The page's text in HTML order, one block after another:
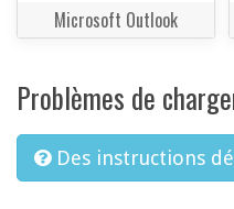
Microsoft Outlook
Problèmes de
Des instructions